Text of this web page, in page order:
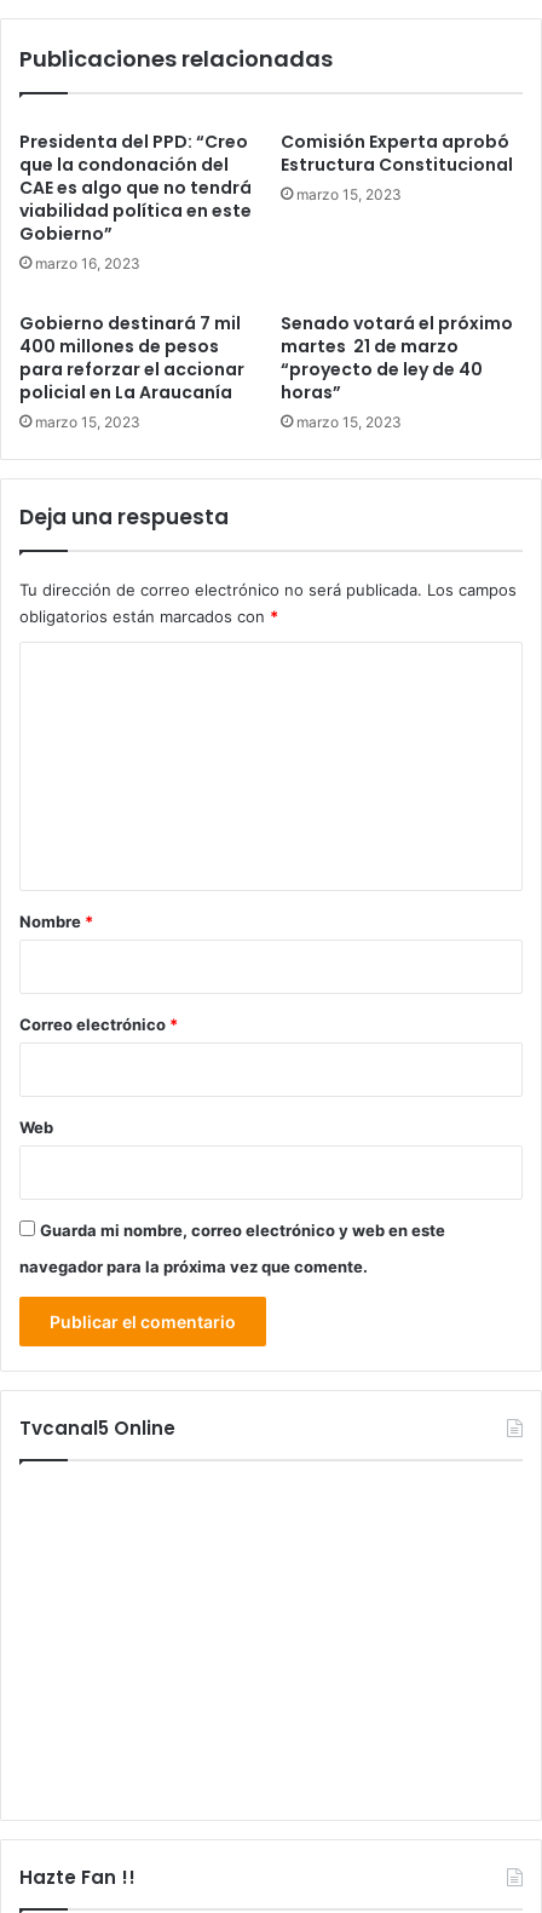
Publicaciones relacionadas
Presidenta del PPD: “Creo
que la condonación del
CAE es algo que no tendrá
viabilidad política en este
Gobierno”
marzo 16, 2023
Comisión Experta aprobó
Estructura Constitucional
marzo 15, 2023
Gobierno destinará 7 mil
400 millones de pesos
para reforzar el accionar
policial en La Araucanía
marzo 15, 2023
Senado votará el próximo
martes 21 de marzo
“proyecto de ley de 40
horas”
marzo 15, 2023
Deja una respuesta
Tu dirección de correo electrónico no será publicada. Los campos
obligatorios están marcados con *
r
*
Nombre *
Correo electrónico *
Web
Guarda mi nombre, correo electrónico y web en este
navegador para la próxima vez que comente.
Tvcanal5 Online
Hazte Fan !!